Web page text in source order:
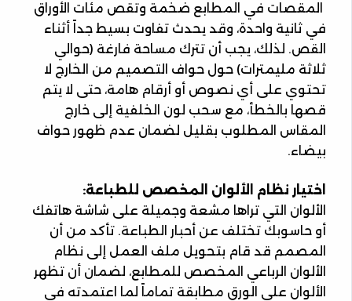
المقصات في المطابع ضخمة وتقص مئات الأوراق
في ثانية واحدة، وقد يحدث تفاوت بسيط جداً أثناء
القص. لذلك، يجب أن تترك مساحة فارغة (حوالي
ثلاثة مليمترات) حول حواف التصميم من الخارج لا
تحتوي على أي نصوص أو أرقام هامة، حتى لا يتم
قصها بالخطأ، مع سحب لون الخلفية إلى خارج
المقاس المطلوب بقليل لضمان عدم ظهور حواف
بيضاء.
اختيار نظام الألوان المخصص للطباعة:
الألوان التي تراها مشعة وجميلة على شاشة هاتفك
أو حاسوبك تختلف عن أحبار الطباعة. تأكد من أن
المصمم قد قام بتحويل ملف العمل إلى نظام
الألوان الرباعي المخصص للمطابع، لضمان أن تظهر
الألوان على الورق مطابقة تماماً لما اعتمدته في